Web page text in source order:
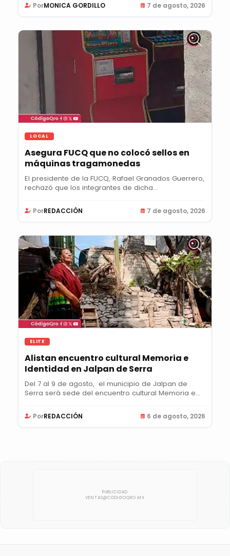
PorMONICA GORDILLO 7 de agosto, 2026
LOCAL
Asegura FUCQ que no colocó sellos en
máquinas tragamonedas
El presidente de la FUCQ, Rafael Granados Guerrero,
rechazó que los integrantes de dicha...
PorREDACCIÓN 7 de agosto, 2026
ELITE
Alistan encuentro cultural Memoria e
Identidad en Jalpan de Serra
Del 7 al 9 de agosto, el municipio de Jalpan de
Serra será sede del encuentro cultural Memoria e...
PorREDACCIÓN 6 de agosto, 2026